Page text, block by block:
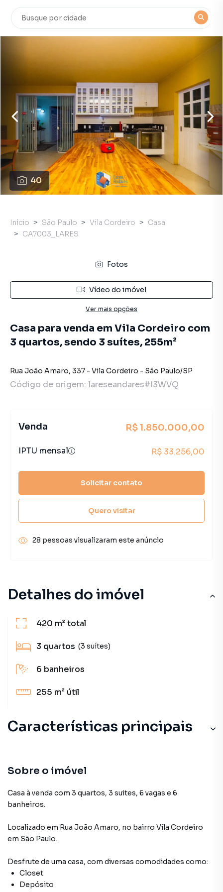
40
Detalhes do imóvel
420 m²total
3 quartos (3 suítes)
6 banheiros
255 m² útil
Características principais
Sobre o imóvel
Casa à venda com 3 quartos, 3 suites, 6 vagas e 6
banheiros.
Localizado em Rua João Amaro, no bairro Vila Cordeiro
em São Paulo.
Desfrute de uma casa, com diversas comodidades como:
Closet
Depósito
Início São Paulo Vila Cordeiro
Casa
CA7003_LARES
Fotos
Vídeo do imóvel
Ver mais opções
Casa para venda em Vila Cordeiro com
3 quartos, sendo 3 suítes, 255m²
Rua João Amaro, 337 - Vila Cordeiro - São Paulo/SP
Código de origem: lareseandares#I3WVQ
Venda R$ 1.850.000,00
IPTU mensal R$ 33.256,00
Solicitar contato
Quero visitar
28 pessoas visualizaram este anúncio